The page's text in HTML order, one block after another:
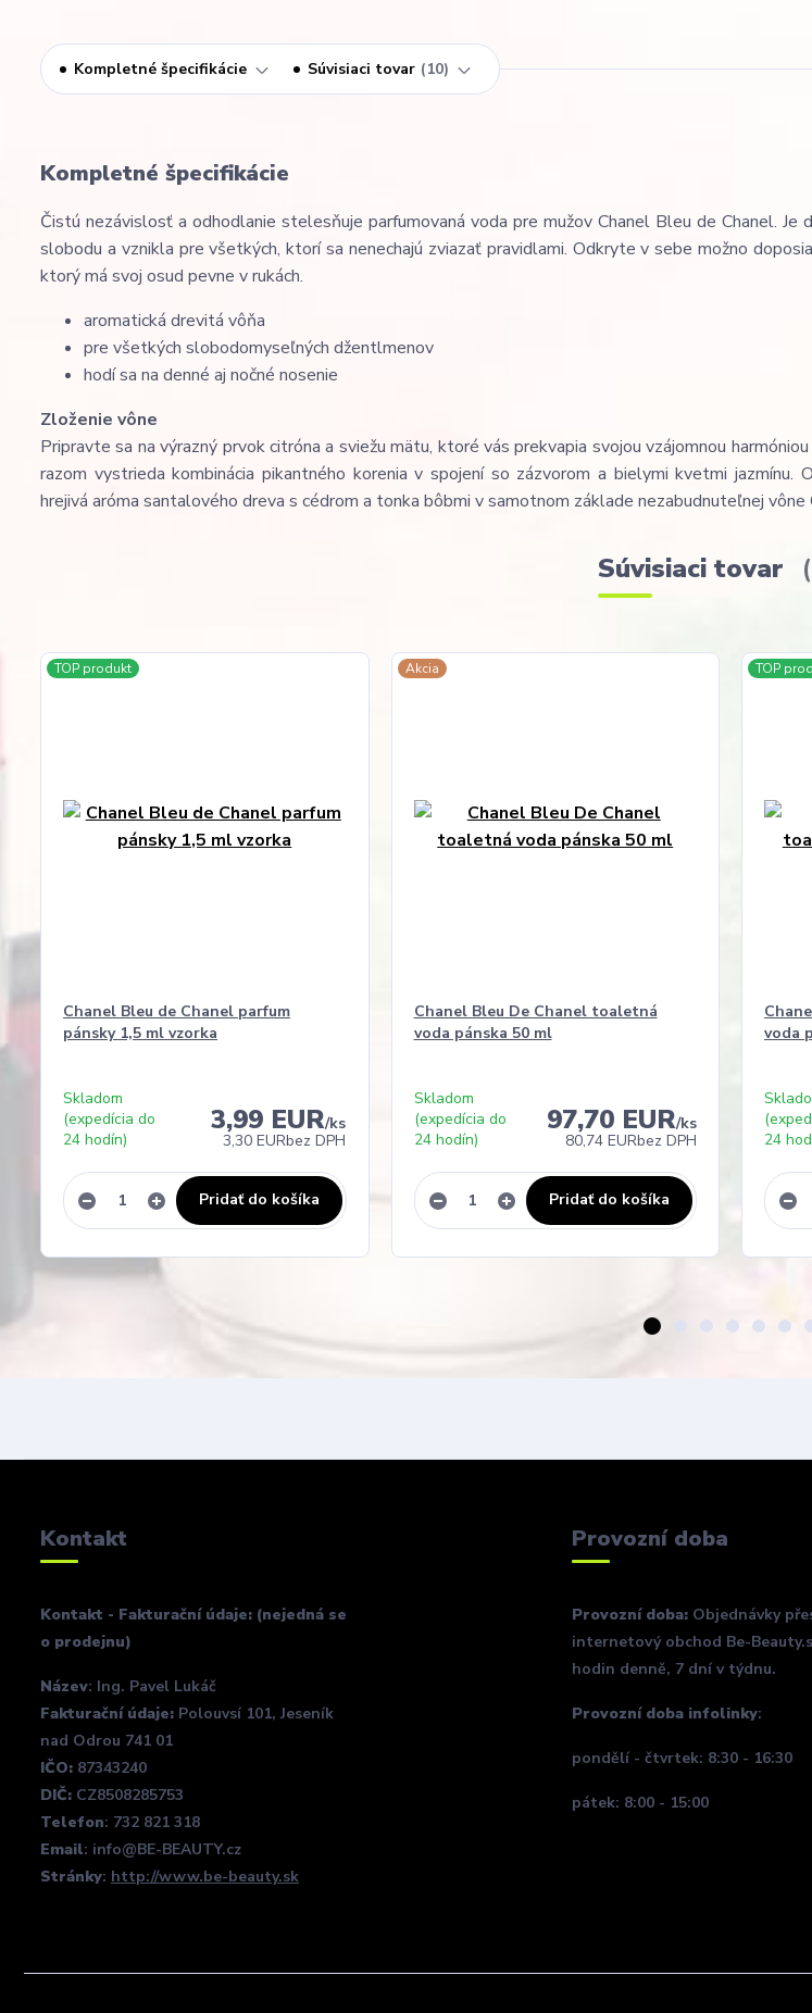
Kompletné špecifikácie Súvisiaci tovar 10
Kompletné špecifikácie
Čistú nezávislosť a odhodlanie stelesňuje parfumovaná voda pre mužov Chanel Bleu de Chanel. Je
slobodu a vznikla pre všetkých, ktorí sa nenechajú zviazať pravidlami. Odkryte v sebe možno
ktorý má svoj osud pevne v rukách.
aromatická drevitá vôňa
pre všetkých slobodomyseľných džentlmenov
hodí sa na denné aj nočné nosenie
Zloženie vône
Pripravte sa na výrazný prvok citróna a sviežu mätu, ktoré vás prekvapia svojou vzájomnou
razom vystrieda kombinácia pikantného korenia v spojení so zázvorom a bielymi kvetmi jazmínu.
hrejivá aróma santalového dreva s cédrom a tonka bôbmi v samotnom základe nezabudnuteľnej vône
Súvisiaci tovar
TOP produkt
Chanel Bleu de Chanel parfum
pánsky 1,5 ml vzorka
3,99 EUR/ks
3,30 EURbez DPH
Skladom
(expedícia do
24 hodín)
Pridať do košíka
Akcia
Chanel Bleu De Chanel toaletná
voda pánska 50 ml
97,70 EUR/ks
80,74 EURbez DPH
Skladom
(expedícia do
24 hodín)
Pridať do košíka
TOP
voda
24
Kontakt
Kontakt - Fakturační údaje: (nejedná se
o prodejnu)
Název: Ing. Pavel Lukáč
Fakturační údaje: Polouvsí 101, Jeseník
nad Odrou 741 01
IČO: 87343240
DIČ: CZ8508285753
Telefon: 732 821 318
Email: info@BE-BEAUTY.cz
Stránky: http://www.be-beauty.sk
Provozní doba
Provozní doba: Objednávky
internetový obchod Be-
hodin denně, 7 dní v týdnu.
Provozní doba infolinky:
pondělí - čtvrtek: 8:30 - 16:30
pátek: 8:00 - 15:00